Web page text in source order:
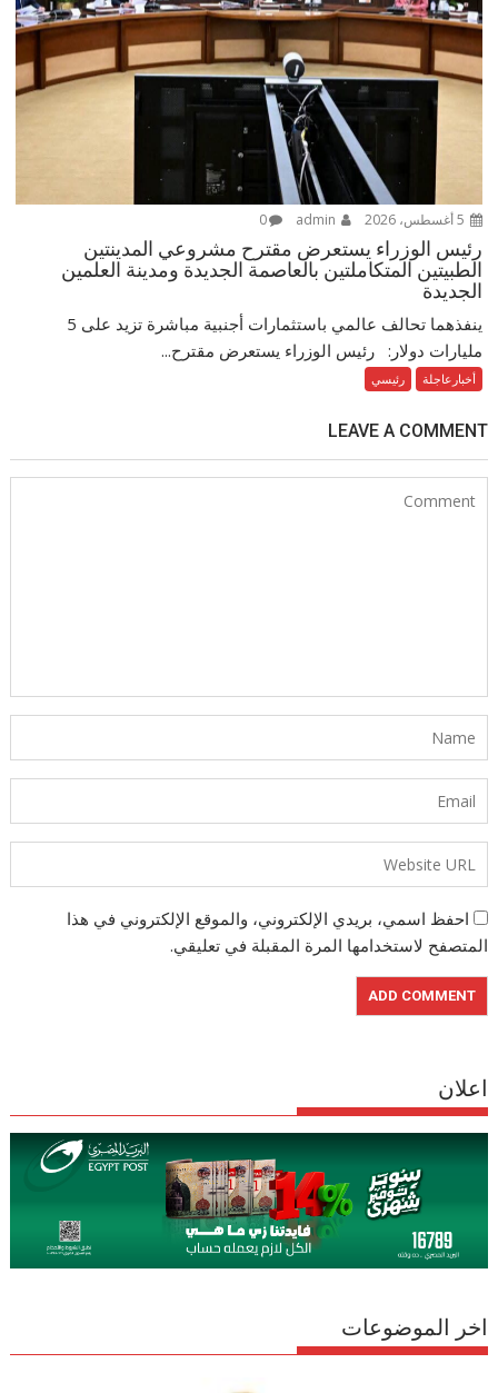
0
رئيس الوزراء يستعرض مقترح مشروعي المدينتين
الطبيتين المتكاملتين بالعاصمة الجديدة ومدينة العلمين
الجديدة
ينفذهما تحالف عالمي باستثمارات أجنبية مباشرة تزيد على 5
مليارات دولار: رئيس الوزراء يستعرض مقترح...
أخبارعاجلة رئيسي
LEAVE A COMMENT
احفظ اسمي، بريدي الإلكتروني، والموقع الإلكتروني في هذا
المتصفح لاستخدامها المرة المقبلة في تعليقي.
اعلان
اخر الموضوعات